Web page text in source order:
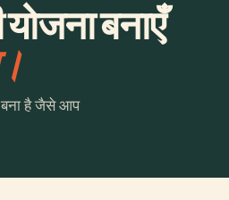
बनाएँ
बना है जैसे आप